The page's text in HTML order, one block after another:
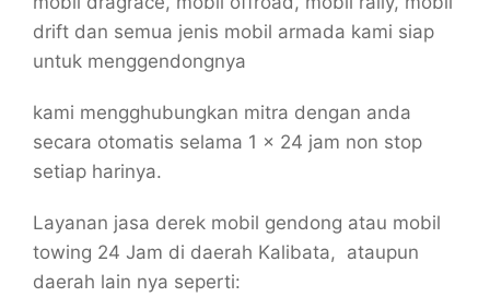
drift dan semua jenis mobil armada kami siap
untuk menggendongnya
kami mengghubungkan mitra dengan anda
secara otomatis selama 1 x 24 jam non stop
setiap harinya.
Layanan jasa derek mobil gendong atau mobil
towing 24 Jam di daerah Kalibata, ataupun
daerah lain nya seperti: